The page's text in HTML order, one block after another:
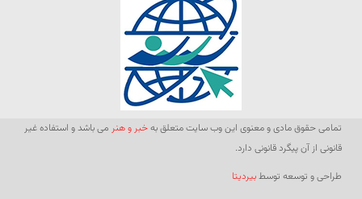
تمامی حقوق مادی و معنوی این وب سایت متعلق بهخبر و هنر می باشد و استفاده غیر
قانونی از آن پیگرد قانونی دارد.
طراحی و توسعه توسطبیردیتا